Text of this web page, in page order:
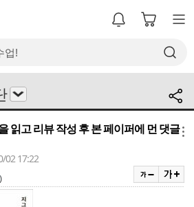
읽고 리뷰 작성 후 본 페이퍼에 먼 댓글
02 17:22
)